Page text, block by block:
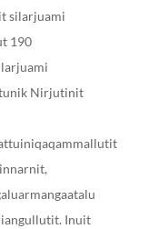
silarjuami
190
Nirjutinit
Inuit